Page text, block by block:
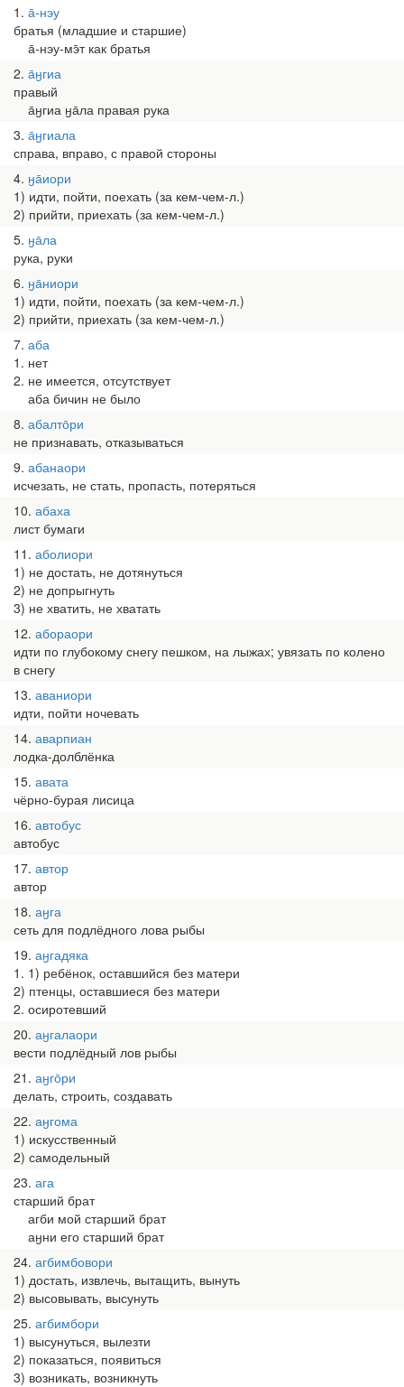
1 а̄-нэу
братья (младшие и старшие)
а̄-нэу-мэ̄т как братья
2 а̄ӈгиа
правый
а̄ӈгиа ӈа̄ла правая рука
3 а̄ӈгиала
справа, вправо, с правой стороны
4 ӈа̄иори
1) идти, пойти, поехать (за кем-чем-л.)
2) прийти, приехать (за кем-чем-л.)
5 ӈа̄ла
рука, руки
6 ӈа̄ниори
1) идти, пойти, поехать (за кем-чем-л.)
2) прийти, приехать (за кем-чем-л.)
7 аба
1. нет
2. не имеется, отсутствует
аба бичин не было
8 абалто̄ри
не признавать, отказываться
9 абанаори
исчезать, не стать, пропасть, потеряться
10 абаха
лист бумаги
11 аболиори
1) не достать, не дотянуться
2) не допрыгнуть
3) не хватить, не хватать
12 абораори
идти по глубокому снегу пешком, на лыжах; увязать по колено
в снегу
13 аваниори
идти, пойти ночевать
14 аварпиан
лодка-долблёнка
15 авата
чёрно-бурая лисица
16 автобус
автобус
17 автор
автор
18 аӈга
сеть для подлёдного лова рыбы
19 аӈгадяка
1. 1) ребёнок, оставшийся без матери
2) птенцы, оставшиеся без матери
2. осиротевший
20 аӈгалаори
вести подлёдный лов рыбы
21 аӈго̄ри
делать, строить, создавать
22 аӈгома
1) искусственный
2) самодельный
23 ага
старший брат
агби мой старший брат
аӈни его старший брат
24 агбимбовори
1) достать, извлечь, вытащить, вынуть
2) высовывать, высунуть
25 агбимбори
1) высунуться, вылезти
2) показаться, появиться
3) возникать, возникнуть